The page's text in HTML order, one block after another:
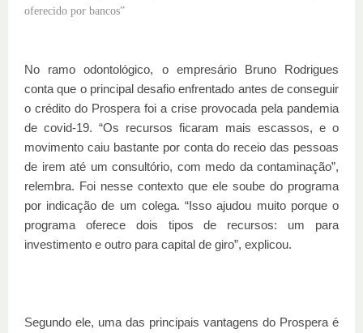
oferecido por bancos”
No ramo odontológico, o empresário Bruno Rodrigues
conta que o principal desafio enfrentado antes de conseguir
o crédito do Prospera foi a crise provocada pela pandemia
de covid-19. “Os recursos ficaram mais escassos, e o
movimento caiu bastante por conta do receio das pessoas
de irem até um consultório, com medo da contaminação”,
relembra. Foi nesse contexto que ele soube do programa
por indicação de um colega. “Isso ajudou muito porque o
programa oferece dois tipos de recursos: um para
investimento e outro para capital de giro”, explicou.
Segundo ele, uma das principais vantagens do Prospera é